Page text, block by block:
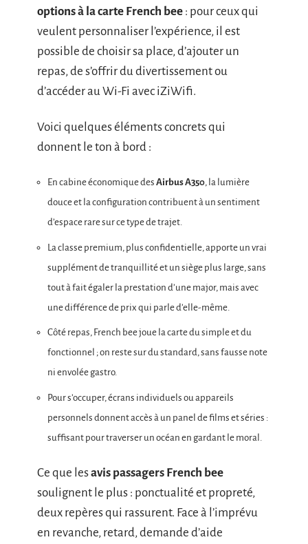
options à la carte French bee : pour ceux qui
veulent personnaliser l’expérience, il est
possible de choisir sa place, d’ajouter un
repas, de s’offrir du divertissement ou
d’accéder au Wi-Fi avec iZiWifi.
Voici quelques éléments concrets qui
donnent le ton à bord :
En cabine économique des Airbus A350, la lumière
douce et la configuration contribuent à un sentiment
d’espace rare sur ce type de trajet.
La classe premium, plus confidentielle, apporte un vrai
supplément de tranquillité et un siège plus large, sans
tout à fait égaler la prestation d’une major, mais avec
une différence de prix qui parle d’elle-même.
Côté repas, French bee joue la carte du simple et du
fonctionnel ; on reste sur du standard, sans fausse note
ni envolée gastro.
Pour s’occuper, écrans individuels ou appareils
personnels donnent accès à un panel de films et séries :
suffisant pour traverser un océan en gardant le moral.
Ce que lesavis passagers French bee
soulignent le plus : ponctualité et propreté,
deux repères qui rassurent. Face à l’imprévu
en revanche, retard, demande d’aide